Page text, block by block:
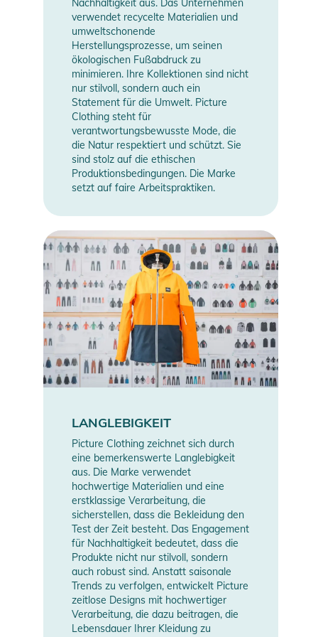
Gebrauchsanweisungen, Sicherheitshinweise und Warnungen
finden Sie direkt am Produkt.
Nachhaltigkeit aus. Das Unternehmen
verwendet recycelte Materialien und
umweltschonende
Herstellungsprozesse, um seinen
ökologischen Fußabdruck zu
minimieren. Ihre Kollektionen sind nicht
nur stilvoll, sondern auch ein
Statement für die Umwelt. Picture
Clothing steht für
verantwortungsbewusste Mode, die
die Natur respektiert und schützt. Sie
sind stolz auf die ethischen
Produktionsbedingungen. Die Marke
setzt auf faire Arbeitspraktiken.
LANGLEBIGKEIT
Picture Clothing zeichnet sich durch
eine bemerkenswerte Langlebigkeit
aus. Die Marke verwendet
hochwertige Materialien und eine
erstklassige Verarbeitung, die
sicherstellen, dass die Bekleidung den
Test der Zeit besteht. Das Engagement
für Nachhaltigkeit bedeutet, dass die
Produkte nicht nur stilvoll, sondern
auch robust sind. Anstatt saisonale
Trends zu verfolgen, entwickelt Picture
zeitlose Designs mit hochwertiger
Verarbeitung, die dazu beitragen, die
Lebensdauer Ihrer Kleidung zu